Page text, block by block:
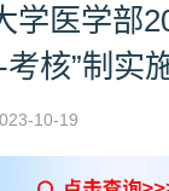
学医学部
核”制实
10-19